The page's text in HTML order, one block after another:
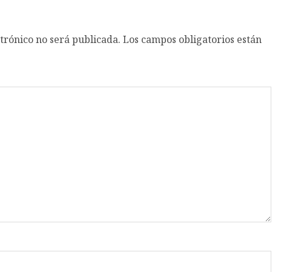
no será publicada. Los campos obligatorios están